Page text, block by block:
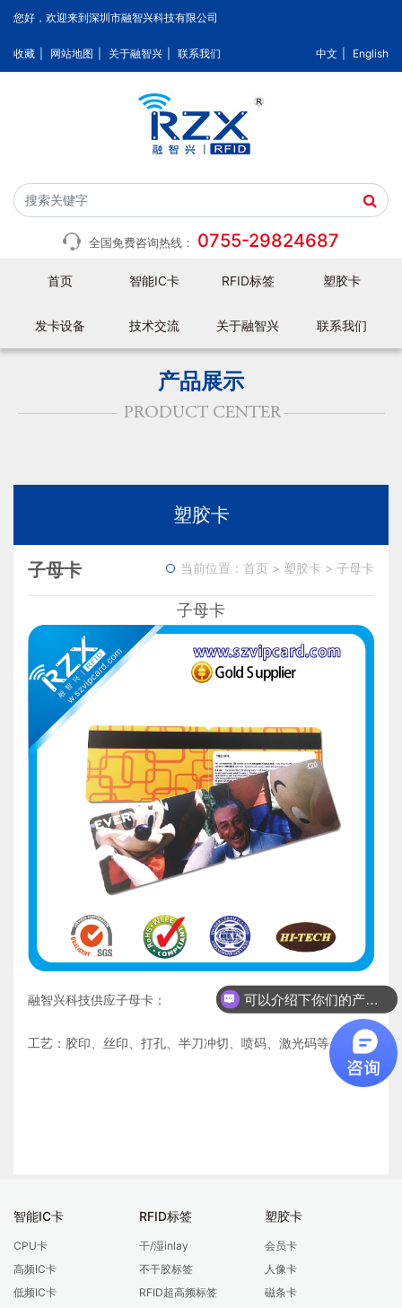
您好，欢迎来到深圳市融智兴科技有限公司
收藏 网站地图 关于融智兴 联系我们 中文 English
全国免费咨询热线： 0755-29824687
首页 智能IC卡 RFID标签 塑胶卡
发卡设备 技术交流 关于融智兴 联系我们
产品展示
塑胶卡
子母卡 当前位置： 首页 > 塑胶卡 > 子母卡
子母卡
融智兴科技供应子母卡：
工艺：胶印、丝印、打孔、半刀冲切、喷码、激光码等。
智能IC卡
CPU卡
高频IC卡
低频IC卡
RFID标签
干/湿inlay
不干胶标签
RFID超高频标签
塑胶卡
会员卡
人像卡
磁条卡
可以介绍下你们的产品么？